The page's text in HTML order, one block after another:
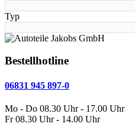
Typ
Bestellhotline
06831 945 897-0
Mo - Do 08.30 Uhr - 17.00 Uhr
Fr 08.30 Uhr - 14.00 Uhr